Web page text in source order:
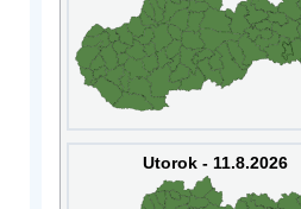
Utorok - 11.8.2026